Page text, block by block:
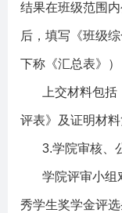
结果在班级范围
后，填写《班级
下称《汇总表》）
上交材料包
评表》及证明材料
3.学院审核、
学院评审小组
秀学生奖学金评